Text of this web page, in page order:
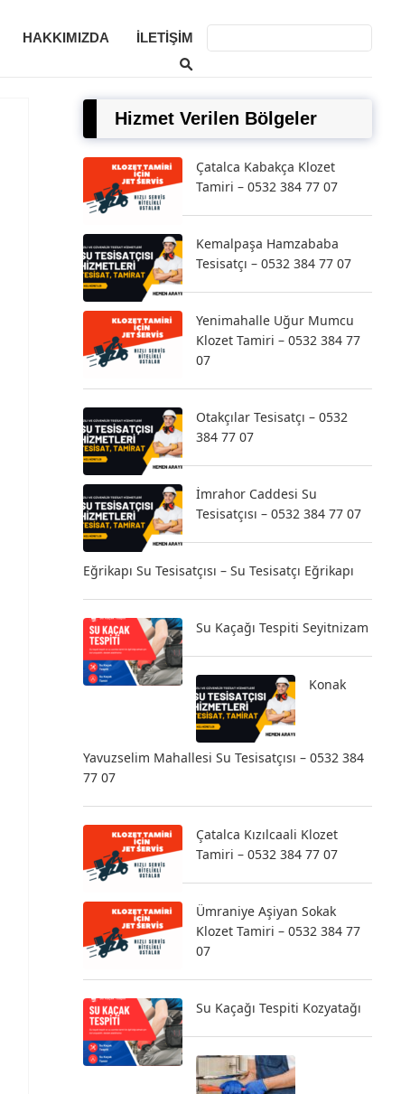
HAKKIMIZDA İLETIŞIM
Hizmet Verilen Bölgeler
Çatalca Kabakça Klozet
Tamiri – 0532 384 77 07
Kemalpaşa Hamzababa
Tesisatçı – 0532 384 77 07
Yenimahalle Uğur Mumcu
Klozet Tamiri – 0532 384 77
07
Otakçılar Tesisatçı – 0532
384 77 07
İmrahor Caddesi Su
Tesisatçısı – 0532 384 77 07
Eğrikapı Su Tesisatçısı – Su Tesisatçı Eğrikapı
Su Kaçağı Tespiti Seyitnizam
Konak
Yavuzselim Mahallesi Su Tesisatçısı – 0532 384
77 07
Çatalca Kızılcaali Klozet
Tamiri – 0532 384 77 07
Ümraniye Aşiyan Sokak
Klozet Tamiri – 0532 384 77
07
Su Kaçağı Tespiti Kozyatağı